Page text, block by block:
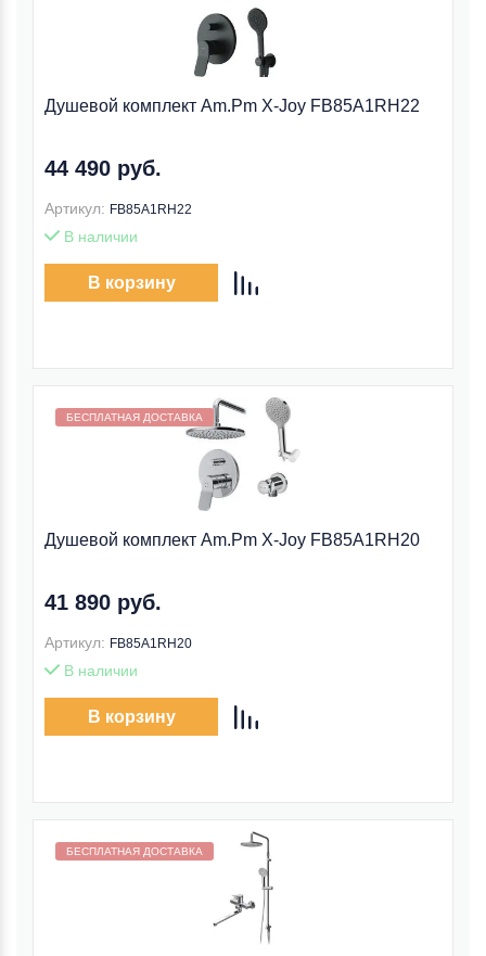
Душевой комплект Am.Pm X-Joy FB85A1RH22
44 490 руб.
Артикул: FB85A1RH22
В наличии
В корзину
БЕСПЛАТНАЯ ДОСТАВКА
Душевой комплект Am.Pm X-Joy FB85A1RH20
41 890 руб.
Артикул: FB85A1RH20
В наличии
В корзину
БЕСПЛАТНАЯ ДОСТАВКА